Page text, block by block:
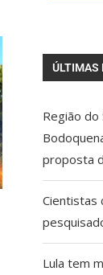
ÚLTIMAS
Região do
proposta
Cientistas
Lula tem